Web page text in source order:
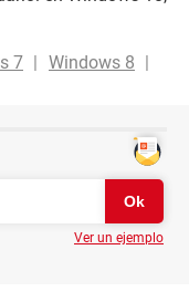
7
Windows 8
Ver un ejemplo